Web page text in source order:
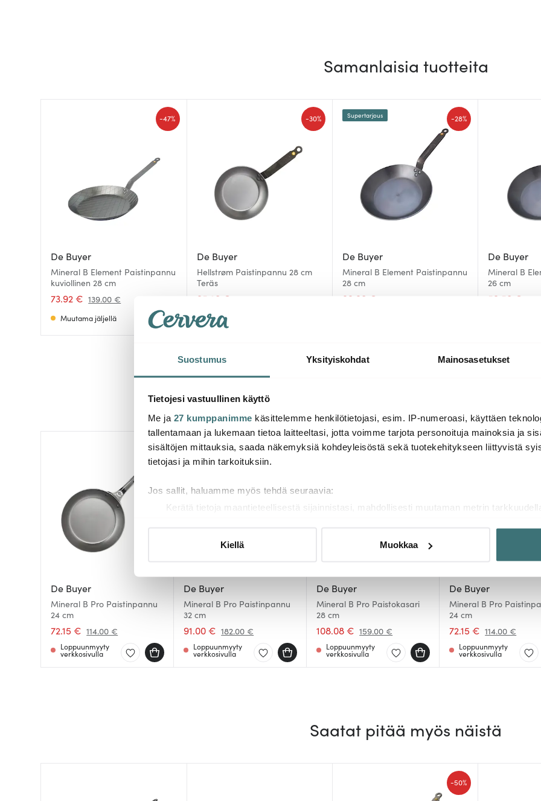
Suostumus Yksityiskohdat Mainosasetukset
Tietojesi vastuullinen käyttö
Me ja 27 kumppanimme käsittelemme henkilötietojasi, esim. IP-numeroasi, käyttäen
tallentamaan ja lukemaan tietoa laitteeltasi, jotta voimme tarjota personoituja mainoksia ja
sisältöjen mittauksia, saada näkemyksiä kohdeyleisöstä sekä tuotekehitykseen liittyvistä
tietojasi ja mihin tarkoituksiin.
Jos sallit, haluamme myös tehdä seuraavia:
Kerätä tietoja maantieteellisestä sijainnistasi, mahdollisesti muutaman metrin tarkkuudella
ja kävijämäärämme analysoimiseen. Lisäksi jaamme sosiaalisen median, mainosalan ja
kumppaneillemme tietoja siitä, miten käytät sivustoamme. Kumppanimme voivat yhdistää
Kiellä Muokkaa
Samanlaisia tuotteita
De Buyer
Mineral B Element Paistinpannu
kuviollinen 28 cm
73.92 € 139.00 €
-47%
Muutama jäljellä
De Buyer
Hellstrøm Paistinpannu 28 cm
Teräs
95.20 €
-30%
Saatavilla
De Buyer
Mineral B Element Paistinpannu
28 cm
99.90 €
-28%
Supertarjous
De Buyer
Mineral B
26 cm
59.50 €
De Buyer
Mineral B Pro Paistinpannu
24 cm
72.15 € 114.00 €
-37%
Loppuunmyyty
verkkosivulla
De Buyer
Mineral B Pro Paistinpannu
32 cm
91.00 € 182.00 €
-50%
Loppuunmyyty
verkkosivulla
De Buyer
Mineral B Pro Paistokasari
28 cm
108.08 € 159.00 €
-32%
Loppuunmyyty
verkkosivulla
De Buyer
Mineral B Pro
24 cm
72.15 € 114.00 €
Loppuunmyyty
verkkosivulla
Saatat pitää myös näistä
-50%